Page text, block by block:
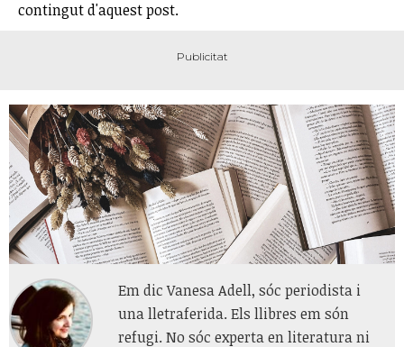
contingut d'aquest post.
Em dic Vanesa Adell, sóc periodista i
una lletraferida. Els llibres em són
refugi. No sóc experta en literatura ni